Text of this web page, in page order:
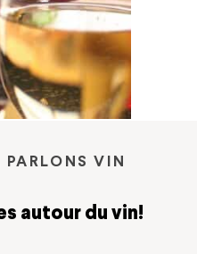
PARLONS VIN
autour du vin!